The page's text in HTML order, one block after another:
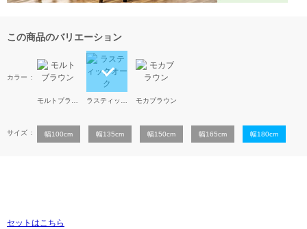
この商品のバリエーション
カラー
モカブラウン
サイズ 幅100cm 幅135cm 幅150cm 幅165cm 幅180cm
セットはこちら